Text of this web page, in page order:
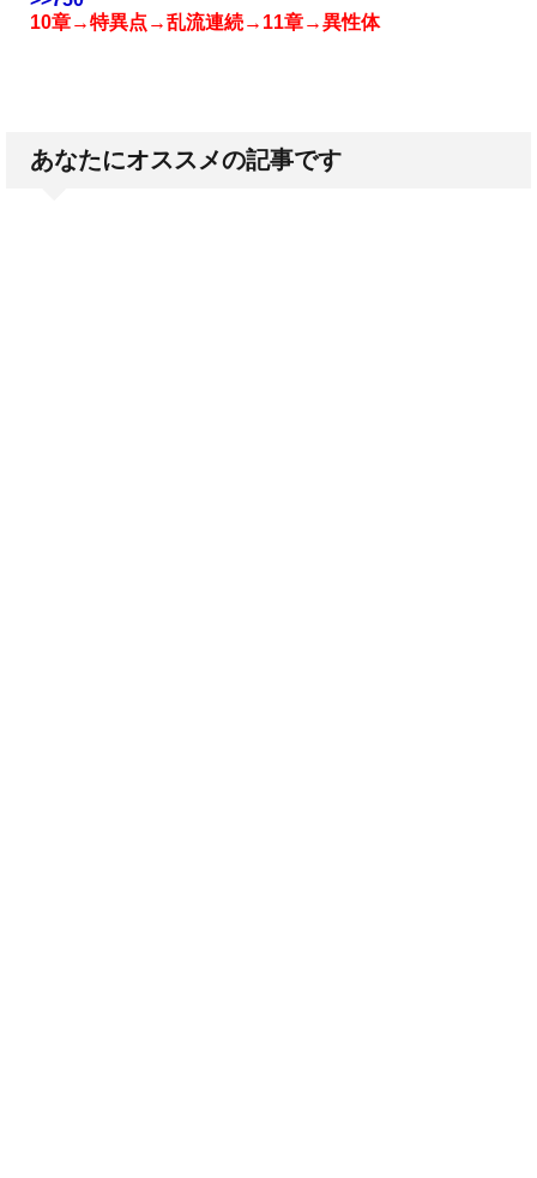
10章→特異点→乱流連続→11章→異性体
あなたにオススメの記事です